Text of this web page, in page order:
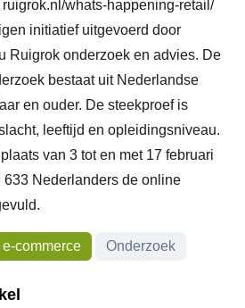
ruigrok.nl/whats-happening-retail/
initiatief uitgevoerd door
Ruigrok onderzoek en advies. De
bestaat uit Nederlandse
en ouder. De steekproef is
leeftijd en opleidingsniveau.
van 3 tot en met 17 februari
633 Nederlanders de online
commerce Onderzoek